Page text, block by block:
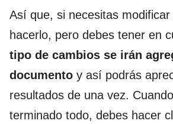
Así que, si necesitas
hacerlo, pero debes tener en
tipo de cambios se irán
documento y así podrás
resultados de una vez.
terminado todo, debes hacer